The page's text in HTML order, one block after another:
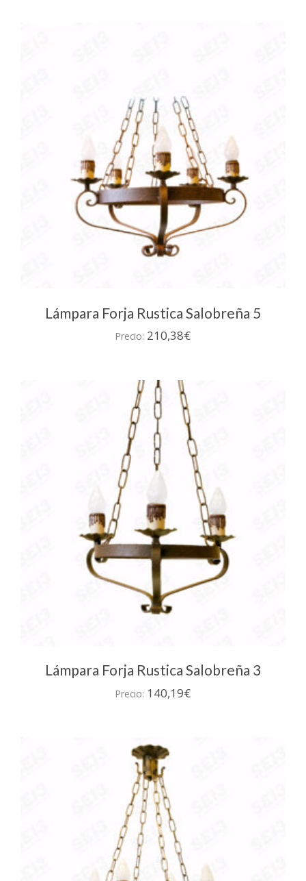
Lámpara Forja Rustica Salobreña 5
Precio: 210,38€
Lámpara Forja Rustica Salobreña 3
Precio: 140,19€